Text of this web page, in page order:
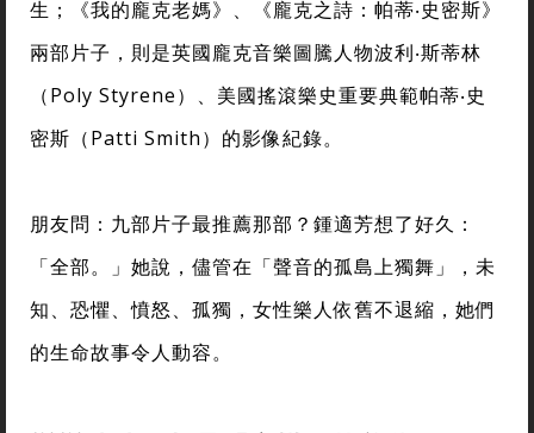
生；《我的龐克老媽》、《龐克之詩：帕蒂‧史密斯》
兩部片子，則是英國龐克音樂圖騰人物波利‧斯蒂林
（Poly Styrene）、美國搖滾樂史重要典範帕蒂‧史
密斯（Patti Smith）的影像紀錄。
朋友問：九部片子最推薦那部？鍾適芳想了好久：
「全部。」她說，儘管在「聲音的孤島上獨舞」，未
知、恐懼、憤怒、孤獨，女性樂人依舊不退縮，她們
的生命故事令人動容。